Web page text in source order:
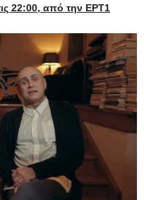
22:00, από την ΕΡΤ1